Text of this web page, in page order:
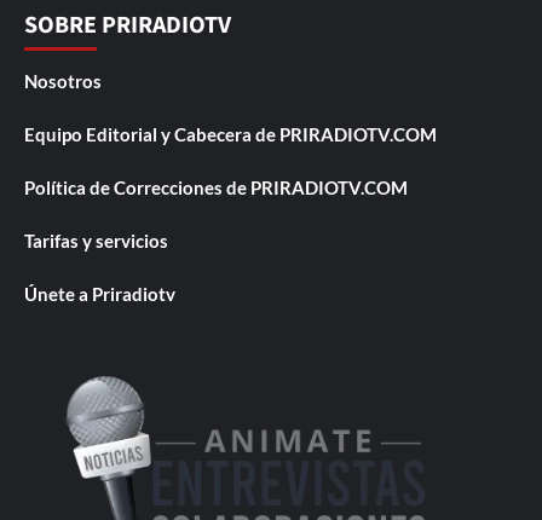
SOBRE PRIRADIOTV
Nosotros
Equipo Editorial y Cabecera de PRIRADIOTV.COM
Política de Correcciones de PRIRADIOTV.COM
Tarifas y servicios
Únete a Priradiotv